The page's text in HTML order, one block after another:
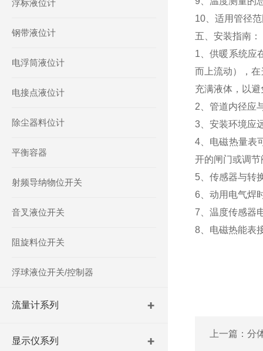
浮标液位计
钢带液位计
电浮筒液位计
电接点液位计
除尘器料位计
平衡容器
射频导纳物位开关
音叉液位开关
阻旋料位开关
浮球液位开关/控制器
流量计系列
显示仪系列
10、适用管径
五、安装指南：
1、供暖系统应
而上流动），
充满液体，以
2、管道内径应
3、安装环境应
4、电磁热量表
开的闸门或调
5、传感器与转
6、动用电气焊
7、温度传感器
8、电磁热能表
上一篇： 分